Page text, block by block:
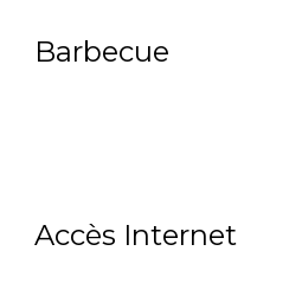
Barbecue
Accès Internet